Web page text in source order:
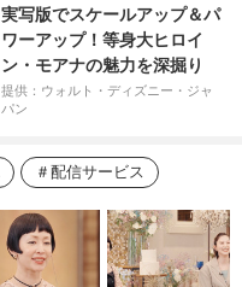
実写版でスケールアップ＆パ
ワーアップ！等身大ヒロイ
ン・モアナの魅力を深掘り
提供：ウォルト・ディズニー・ジャ
パン
配信サービス